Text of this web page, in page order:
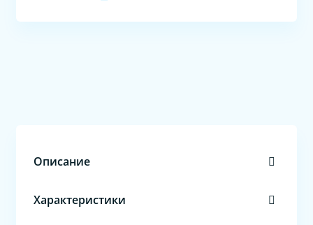
Описание
Характеристики